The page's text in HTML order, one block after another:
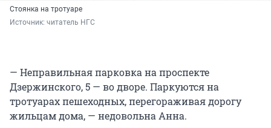
Стоянка на тротуаре
Источник: читатель НГС
— Неправильная парковка на проспекте
Дзержинского, 5 — во дворе. Паркуются на
тротуарах пешеходных, перегораживая дорогу
жильцам дома, — недовольна Анна.